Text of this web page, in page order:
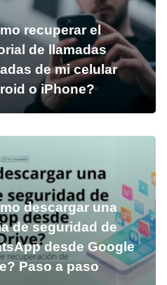
recuperar el
de llamadas
de mi celular
o iPhone?
descargar una
de seguridad de
desde Google
Paso a paso